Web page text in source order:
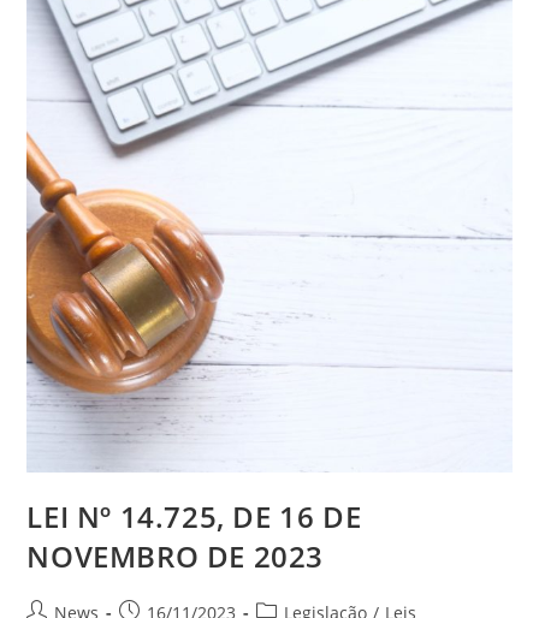
LEI Nº 14.725, DE 16 DE
NOVEMBRO DE 2023
News 16/11/2023 Legislação / Leis